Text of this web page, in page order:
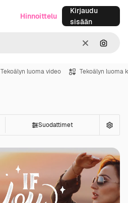
SelkeäHae
Hinnoittelu
Kirjaudu
sisään
Tekoälyn luoma video Tekoälyn luoma
Suodattimet